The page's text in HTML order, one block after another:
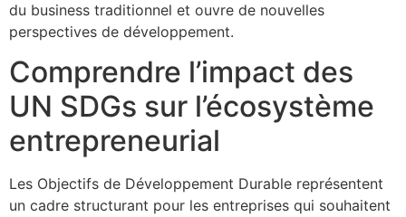
du business traditionnel et ouvre de nouvelles
perspectives de développement.
Comprendre l’impact des
UN SDGs sur l’écosystème
entrepreneurial
Les Objectifs de Développement Durable représentent
un cadre structurant pour les entreprises qui souhaitent